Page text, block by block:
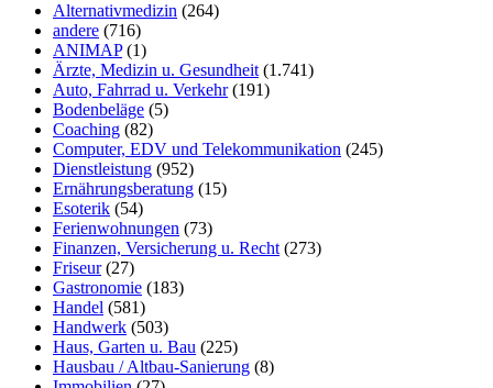
Alternativmedizin (264)
andere (716)
ANIMAP(1)
Ärzte, Medizin u. Gesundheit (1.741)
Auto, Fahrrad u. Verkehr(191)
Bodenbeläge (5)
Coaching (82)
Computer, EDV und Telekommunikation (245)
Dienstleistung (952)
Ernährungsberatung (15)
Esoterik (54)
Ferienwohnungen (73)
Finanzen, Versicherung u. Recht (273)
Friseur(27)
Gastronomie (183)
Handel (581)
Handwerk (503)
Haus, Garten u. Bau (225)
Hausbau / Altbau-Sanierung (8)